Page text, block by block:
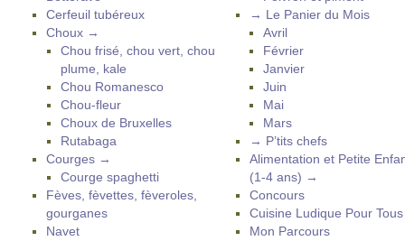
Cerfeuil tubéreux
Choux →
Chou frisé, chou vert, chou
plume, kale
Chou Romanesco
Chou-fleur
Choux de Bruxelles
Rutabaga
Courges →
Courge spaghetti
Fèves, fèvettes, fèveroles,
gourganes
Navet
→ Le Panier du Mois
Avril
Février
Janvier
Juin
Mai
Mars
→ P’tits chefs
Alimentation et Petite
(1-4 ans) →
Concours
Cuisine Ludique Pour
Mon Parcours